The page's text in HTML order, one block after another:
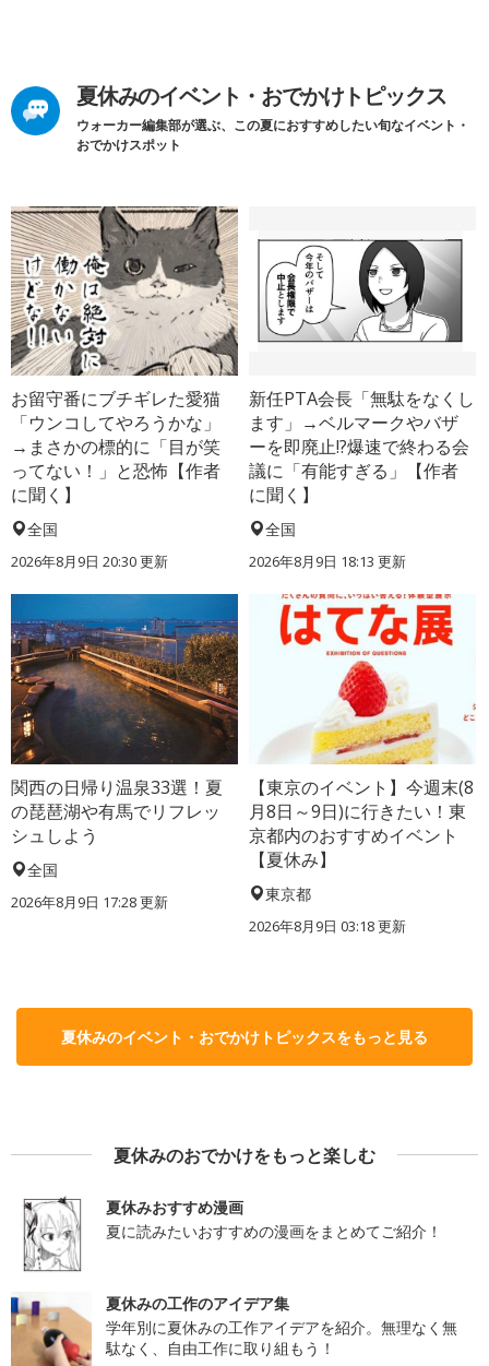
夏休みのイベント・おでかけトピックス
ウォーカー編集部が選ぶ、この夏におすすめしたい旬なイベント・
おでかけスポット
お留守番にブチギレた愛猫
「ウンコしてやろうかな」
→まさかの標的に「目が笑
ってない！」と恐怖【作者
に聞く】
全国
2026年8月9日 20:30更新
新任PTA会長「無駄をなくし
ます」→ベルマークやバザ
ーを即廃止!?爆速で終わる会
議に「有能すぎる」【作者
に聞く】
全国
2026年8月9日 18:13 更新
関西の日帰り温泉33選！夏
の琵琶湖や有馬でリフレッ
シュしよう
全国
2026年8月9日 17:28更新
【東京のイベント】今週末(8
月8日～9日)に行きたい！東
京都内のおすすめイベント
【夏休み】
東京都
2026年8月9日 03:18更新
夏休みのイベント・おでかけトピックスをもっと見る
夏休みのおでかけをもっと楽しむ
夏休みおすすめ漫画
夏に読みたいおすすめの漫画をまとめてご紹介！
夏休みの工作のアイデア集
学年別に夏休みの工作アイデアを紹介。無理なく無
駄なく、自由工作に取り組もう！